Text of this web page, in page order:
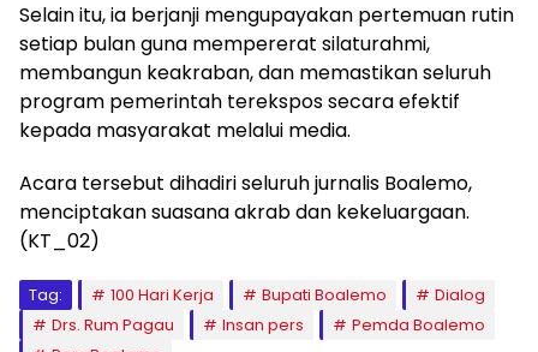
Selain itu, ia berjanji mengupayakan pertemuan rutin
setiap bulan guna mempererat silaturahmi,
membangun keakraban, dan memastikan seluruh
program pemerintah terekspos secara efektif
kepada masyarakat melalui media.
Acara tersebut dihadiri seluruh jurnalis Boalemo,
menciptakan suasana akrab dan kekeluargaan.
(KT_02)
Tag: 100 Hari Kerja Bupati Boalemo
Dialog
Drs. Rum Pagau
Insan pers
Pemda Boalemo